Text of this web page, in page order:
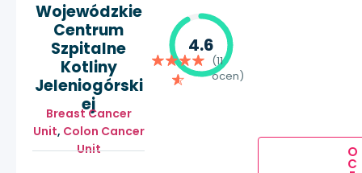
Wojewódzkie
Centrum
Szpitalne
Kotliny
Jeleniogórski
ej
Breast Cancer
Unit, Colon Cancer
Unit
4.6
(11
ocen)
O
C